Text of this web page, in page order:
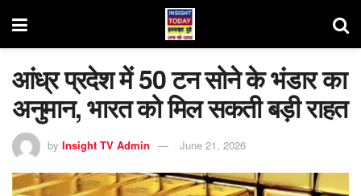
आंध्र प्रदेश में 50 टन सोने के भंडार का
अनुमान, भारत को मिल सकती बड़ी राहत
by Insight TV Admin June 21, 2026